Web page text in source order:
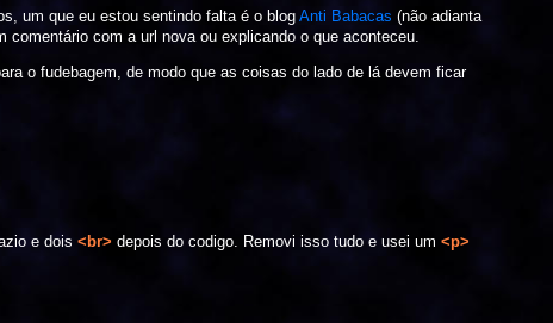
um que eu estou sentindo falta é o blogAnti Babacas (não adianta
com a url nova ou explicando o que aconteceu.
o fudebagem, de modo que as coisas do lado de lá devem ficar
e dois<br> depois do codigo. Removi isso tudo e usei um<p>